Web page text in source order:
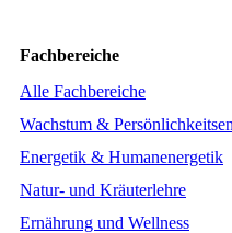
Fachbereiche
Alle Fachbereiche
Wachstum &
Energetik & Humanenergetik
Natur- und Kräuterlehre
Ernährung und Wellness